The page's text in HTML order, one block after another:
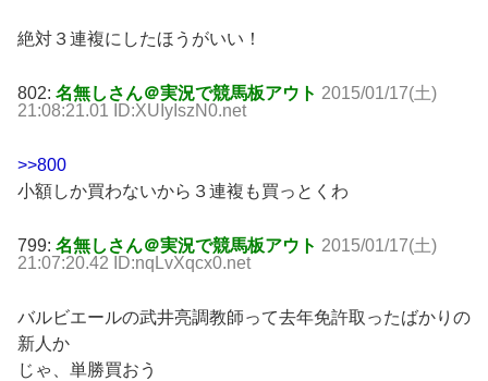
絶対３連複にしたほうがいい！
802: 名無しさん＠実況で競馬板アウト 2015/01/17(土)
21:08:21.01 ID:XUIyIszN0.net
>>800
小額しか買わないから３連複も買っとくわ
799: 名無しさん＠実況で競馬板アウト 2015/01/17(土)
21:07:20.42 ID:nqLvXqcx0.net
バルビエールの武井亮調教師って去年免許取ったばかりの
新人か
じゃ、単勝買おう